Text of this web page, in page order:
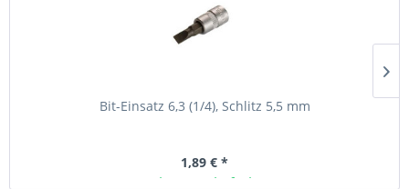
Bit-Einsatz 6,3 (1/4), Schlitz 5,5 mm
1,89 € *
Ab Lager lieferbar